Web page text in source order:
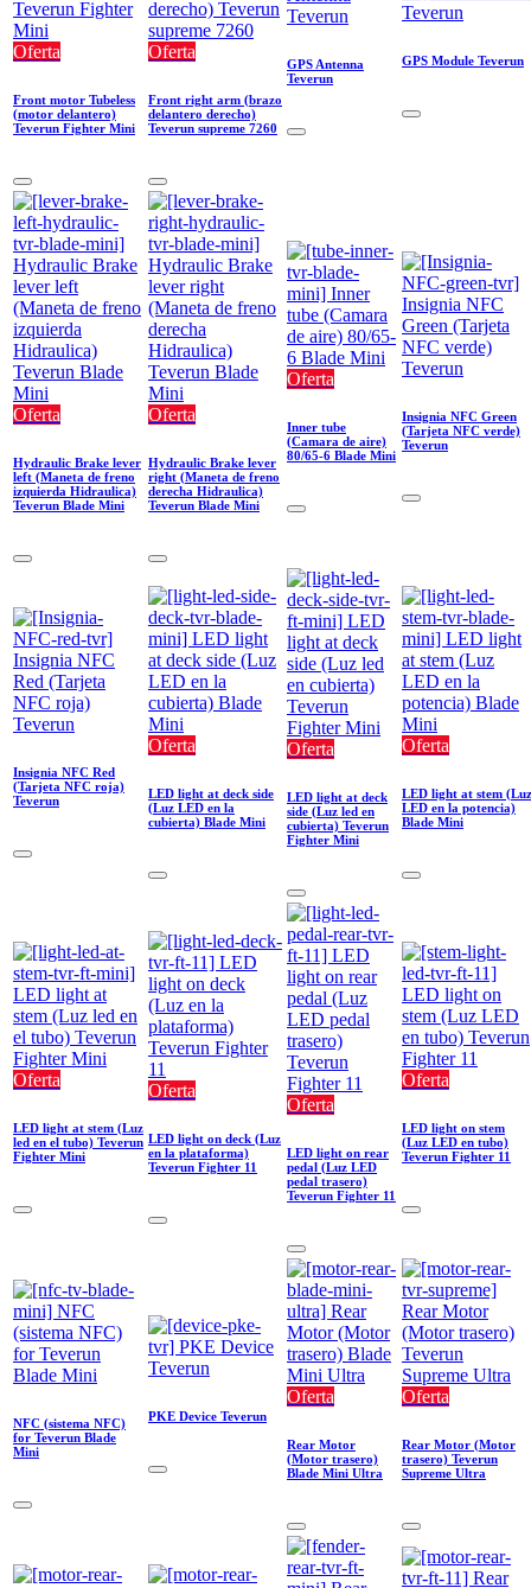
Oferta
Front motor Tubeless
(motor delantero)
Teverun Fighter Mini
Oferta
Front right arm (brazo
delantero derecho)
Teverun supreme 7260
GPS Antenna
Teverun
GPS Module Teverun
Oferta
Hydraulic Brake lever
left (Maneta de freno
izquierda Hidraulica)
Teverun Blade Mini
Oferta
Hydraulic Brake lever
right (Maneta de freno
derecha Hidraulica)
Teverun Blade Mini
Oferta
Inner tube
(Camara de aire)
80/65-6 Blade Mini
Insignia NFC Green
(Tarjeta NFC verde)
Teverun
Insignia NFC Red
(Tarjeta NFC roja)
Teverun
Oferta
LED light at deck side
(Luz LED en la
cubierta) Blade Mini
Oferta
LED light at deck
side (Luz led en
cubierta) Teverun
Fighter Mini
Oferta
LED light at stem (Luz
LED en la potencia)
Blade Mini
Oferta
LED light at stem (Luz
led en el tubo) Teverun
Fighter Mini
Oferta
LED light on deck (Luz
en la plataforma)
Teverun Fighter 11
Oferta
LED light on rear
pedal (Luz LED
pedal trasero)
Teverun Fighter 11
Oferta
LED light on stem
(Luz LED en tubo)
Teverun Fighter 11
NFC (sistema NFC)
for Teverun Blade
Mini
PKE Device Teverun
Oferta
Rear Motor
(Motor trasero)
Blade Mini Ultra
Oferta
Rear Motor (Motor
trasero) Teverun
Supreme Ultra